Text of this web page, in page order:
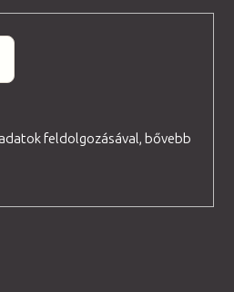
feldolgozásával, bővebb